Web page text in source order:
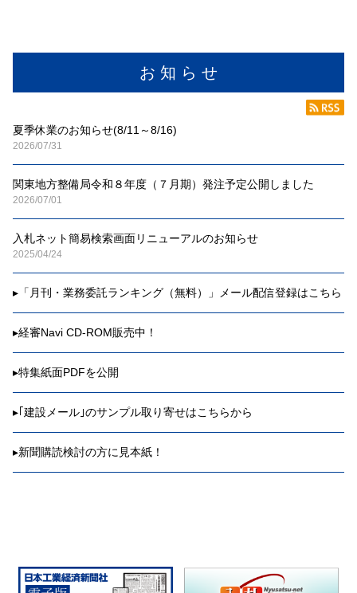
お 知 ら せ
夏季休業のお知らせ(8/11～8/16)
2026/07/31
関東地方整備局令和８年度（７月期）発注予定公開しました
2026/07/01
入札ネット簡易検索画面リニューアルのお知らせ
2025/04/24
▸ 「月刊・業務委託ランキング（無料）」メール配信登録はこちら
▸経審Navi CD-ROM販売中！
▸特集紙面PDFを公開
▸｢建設メール｣のサンプル取り寄せはこちらから
▸新聞購読検討の方に見本紙！